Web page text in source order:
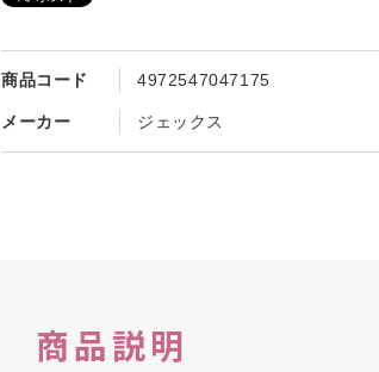
商品コード 4972547047175
メーカー ジェックス
商品説明